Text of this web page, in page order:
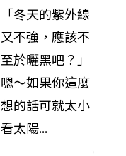
「冬天的紫外線
又不強，應該不
至於曬黑吧？」
嗯～如果你這麼
想的話可就太小
看太陽...